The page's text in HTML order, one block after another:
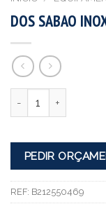
DOS SABAO
PEDIR
REF: B212550469